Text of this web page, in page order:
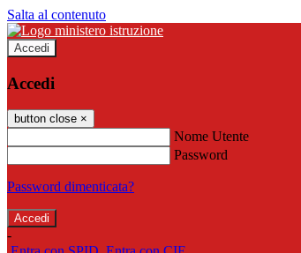
Salta al contenuto
Accedi
Accedi
button close ×
Nome Utente
Password
Password dimenticata?
-